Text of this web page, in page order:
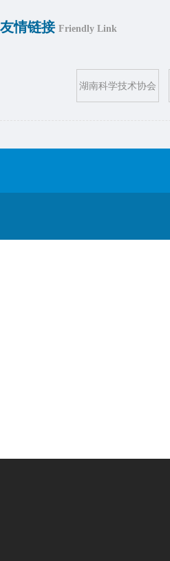
友情链接 Friendly Link
湖南科学技术协会